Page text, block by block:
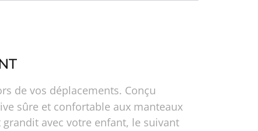
de vos déplacements. Conçu
sûre et confortable aux manteaux
avec votre enfant, le suivant